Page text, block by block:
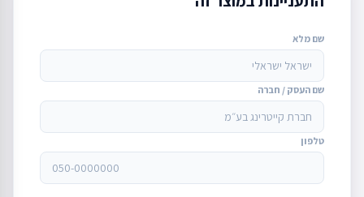
שם מלא
שם העסק / חברה
טלפון